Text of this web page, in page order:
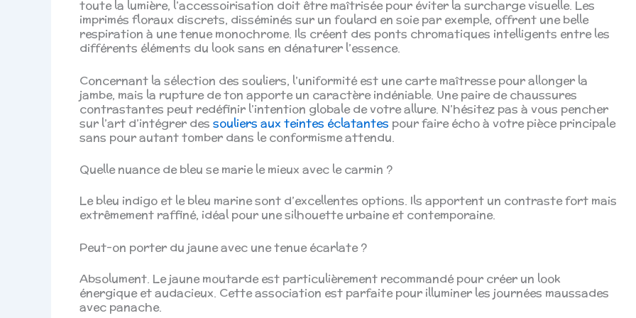
toute la lumière, l’accessoirisation doit être maîtrisée pour éviter la surcharge visuelle. Les
imprimés floraux discrets, disséminés sur un foulard en soie par exemple, offrent une belle
respiration à une tenue monochrome. Ils créent des ponts chromatiques intelligents entre les
différents éléments du look sans en dénaturer l’essence.
Concernant la sélection des souliers, l’uniformité est une carte maîtresse pour allonger la
jambe, mais la rupture de ton apporte un caractère indéniable. Une paire de chaussures
contrastantes peut redéfinir l’intention globale de votre allure. N’hésitez pas à vous pencher
sur l’art d’intégrer des souliers aux teintes éclatantes pour faire écho à votre pièce principale
sans pour autant tomber dans le conformisme attendu.
Quelle nuance de bleu se marie le mieux avec le carmin ?
Le bleu indigo et le bleu marine sont d’excellentes options. Ils apportent un contraste fort mais
extrêmement raffiné, idéal pour une silhouette urbaine et contemporaine.
Peut-on porter du jaune avec une tenue écarlate ?
Absolument. Le jaune moutarde est particulièrement recommandé pour créer un look
énergique et audacieux. Cette association est parfaite pour illuminer les journées maussades
avec panache.